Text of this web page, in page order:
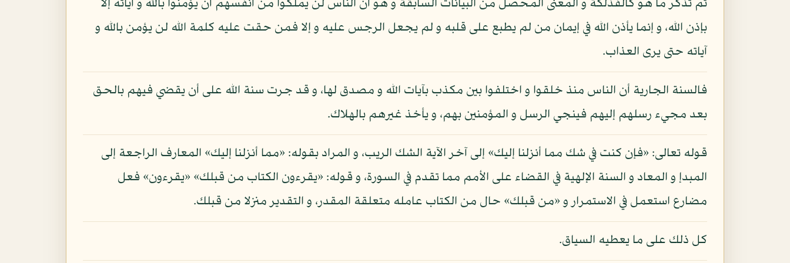
ثم تذكر ما هو كالفذلكة و المعنى المحصل من البيانات السابقة و هو أن الناس لن يملكوا من أنفسهم أن يؤمنوا بالله و آياته إلا
بإذن الله، و إنما يأذن الله في إيمان من لم يطبع على قلبه و لم يجعل الرجس عليه و إلا فمن حقت عليه كلمة الله لن يؤمن بالله و
آياته حتى يرى العذاب.
فالسنة الجارية أن الناس منذ خلقوا و اختلفوا بين مكذب بآيات الله و مصدق لها، و قد جرت سنة الله على أن يقضي فيهم بالحق
بعد مجيء رسلهم إليهم فينجي الرسل و المؤمنين بهم، و يأخذ غيرهم بالهلاك.
قوله تعالى: «فإن كنت في شك مما أنزلنا إليك» إلى آخر الآية الشك الريب، و المراد بقوله: «مما أنزلنا إليك» المعارف الراجعة إلى
المبدإ و المعاد و السنة الإلهية في القضاء على الأمم مما تقدم في السورة، و قوله: «يقرءون الكتاب من قبلك» «يقرءون» فعل
مضارع استعمل في الاستمرار و «من قبلك» حال من الكتاب عامله متعلقة المقدر، و التقدير منزلا من قبلك.
كل ذلك على ما يعطيه السياق.